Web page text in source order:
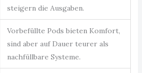
steigern die Ausgaben.
Vorbefüllte Pods bieten Komfort,
sind aber auf Dauer teurer als
nachfüllbare Systeme.